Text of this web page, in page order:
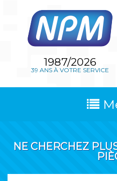
1987/2026
39 ANS À VOTRE SERVICE
NE CHERCHEZ